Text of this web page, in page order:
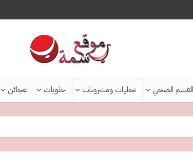
القسم الصحي تحليات ومشروبات حلويات عجائن